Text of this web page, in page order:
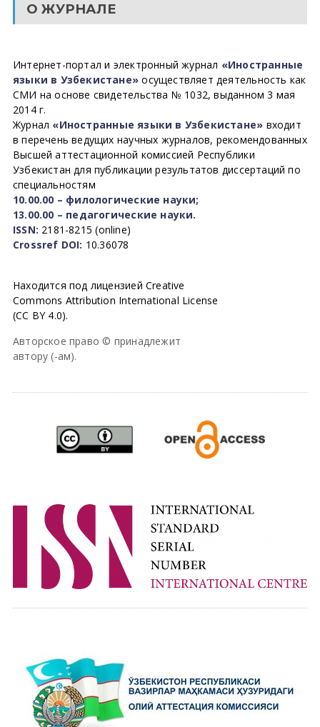
О ЖУРНАЛЕ
Интернет-портал и электронный журнал «Иностранные
языки в Узбекистане» осуществляет деятельность как
СМИ на основе свидетельства № 1032, выданном 3 мая
2014 г.
Журнал «Иностранные языки в Узбекистане» входит
в перечень ведущих научных журналов, рекомендованных
Высшей аттестационной комиссией Республики
Узбекистан для публикации результатов диссертаций по
специальностям
10.00.00 – филологические науки;
13.00.00 – педагогические науки.
ISSN: 2181-8215 (online)
Crossref DOI: 10.36078
Находится под лицензией Creative
Commons Attribution International License
(CC BY 4.0).
Авторское право © принадлежит
автору (-ам).